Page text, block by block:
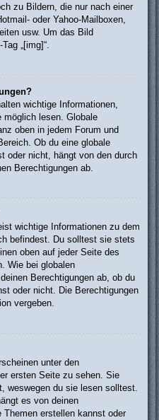
zu Bildern, die nur nach einer
oder Yahoo-Mailboxen,
usw. Um das Bild
„[img]“.
wichtige Informationen,
lesen. Globale
oben in jedem Forum und
Ob du eine globale
oder nicht, hängt von den durch
Berechtigungen ab.
wichtige Informationen zu dem
befindest. Du solltest sie stets
oben auf jeder Seite des
Wie bei globalen
Berechtigungen ab, ob du
oder nicht. Die Berechtigungen
vergeben.
unter den
ersten Seite zu sehen. Sie
weswegen du sie lesen solltest.
es von deinen
Themen erstellen kannst oder